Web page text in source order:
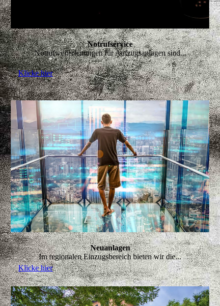
Notrufservice
Notrufweiterleitungen für Aufzugsanlagen sind...
Klicke hier
Neuanlagen
Im regionalen Einzugsbereich bieten wir die...
Klicke hier